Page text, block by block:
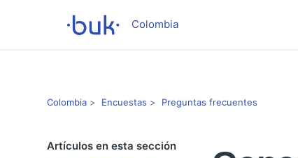
Colombia
Colombia Encuestas Preguntas frecuentes
Artículos en esta sección